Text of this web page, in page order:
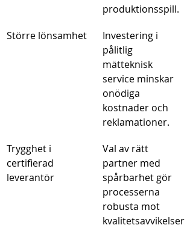
produktionsspill.
Större lönsamhet
Investering i
pålitlig
mätteknisk
service minskar
onödiga
kostnader och
reklamationer.
Trygghet i
certifierad
leverantör
Val av rätt
partner med
spårbarhet gör
processerna
robusta mot
kvalitetsavvikelser